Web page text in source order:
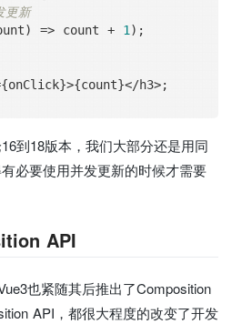
更新
=> count + 1);
{onClick}>{count}</h3>;
到18版本，我们大部分还是用同
必要使用并发更新的时候才需要
API
也紧随其后推出了Composition
API，都很大程度的改变了开发